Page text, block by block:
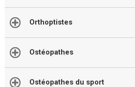
Orthoptistes
Ostéopathes
Ostéopathes du sport